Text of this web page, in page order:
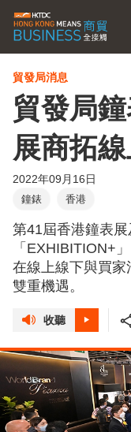
貿發局消息
貿發局
展商拓
2022年09月16日
鐘錶 香港
第41屆香港鐘表
「EXHIBITION+
在線上線下與買
雙重機遇。
收聽